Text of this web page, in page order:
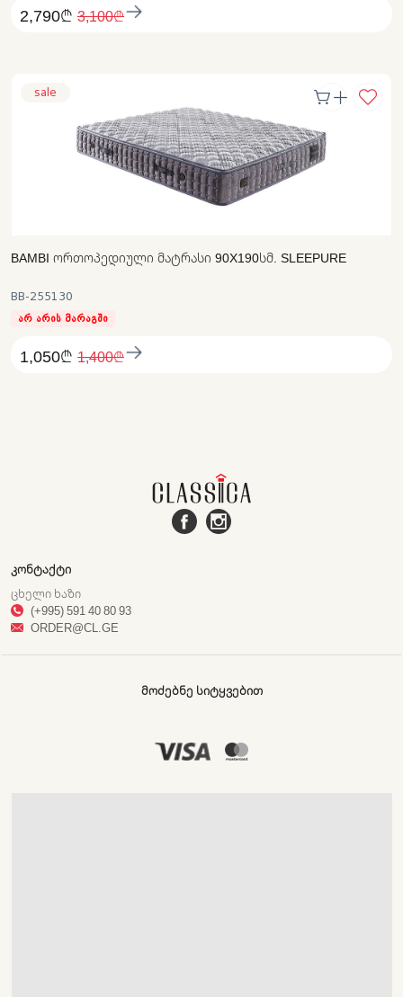
2,790₾ 3,100₾
sale
BAMBI ᲝᲠᲗᲝᲞᲔᲓᲘᲣᲚᲘ ᲛᲐᲢᲠᲐᲡᲘ 90X190ᲡᲛ. SLEEPURE
BB-255130
არ არის მარაგში
1,050₾ 1,400₾
ᲙᲝᲜᲢᲐᲥᲢᲘ
ᲪᲮᲔᲚᲘ ᲮᲐᲖᲘ
(+995) 591 40 80 93
ORDER@CL.GE
ᲛᲝᲫᲔᲑᲜᲔ ᲡᲘᲢᲧᲕᲔᲑᲘᲗ